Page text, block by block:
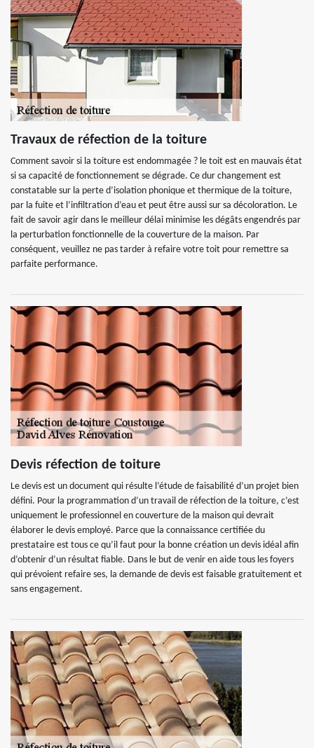
Travaux de réfection de la toiture
Comment savoir si la toiture est endommagée ? le toit est en mauvais état
si sa capacité de fonctionnement se dégrade. Ce dur changement est
constatable sur la perte d’isolation phonique et thermique de la toiture,
par la fuite et l’infiltration d’eau et peut être aussi sur sa décoloration. Le
fait de savoir agir dans le meilleur délai minimise les dégâts engendrés par
la perturbation fonctionnelle de la couverture de la maison. Par
conséquent, veuillez ne pas tarder à refaire votre toit pour remettre sa
parfaite performance.
Devis réfection de toiture
Le devis est un document qui résulte l’étude de faisabilité d’un projet bien
défini. Pour la programmation d’un travail de réfection de la toiture, c’est
uniquement le professionnel en couverture de la maison qui devrait
élaborer le devis employé. Parce que la connaissance certifiée du
prestataire est tous ce qu’il faut pour la bonne création un devis idéal afin
d’obtenir d’un résultat fiable. Dans le but de venir en aide tous les foyers
qui prévoient refaire ses, la demande de devis est faisable gratuitement et
sans engagement.